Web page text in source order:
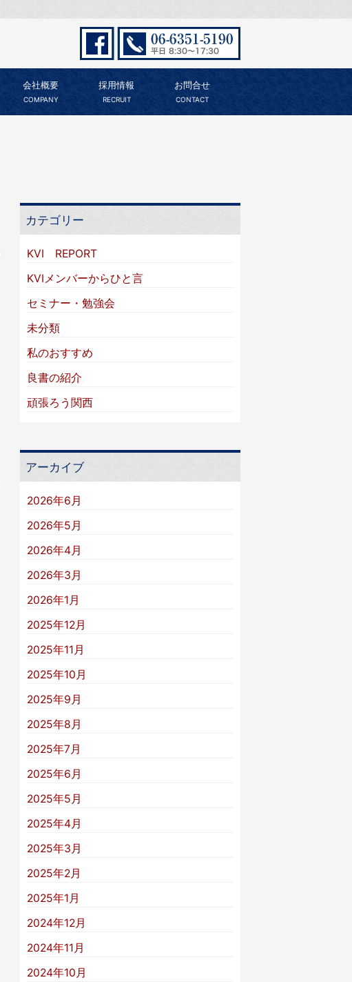
会社概要
COMPANY
採用情報
RECRUIT
お問合せ
CONTACT
カテゴリー
KVI REPORT
KVIメンバーからひと言
セミナー・勉強会
未分類
私のおすすめ
良書の紹介
頑張ろう関西
アーカイブ
2026年6月
2026年5月
2026年4月
2026年3月
2026年1月
2025年12月
2025年11月
2025年10月
2025年9月
2025年8月
2025年7月
2025年6月
2025年5月
2025年4月
2025年3月
2025年2月
2025年1月
2024年12月
2024年11月
2024年10月